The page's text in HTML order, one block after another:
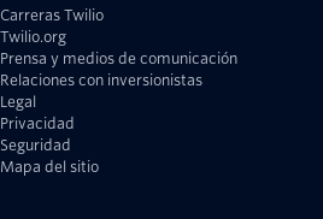
Carreras Twilio
Twilio.org
Prensa y medios de comunicación
Relaciones con inversionistas
Legal
Privacidad
Seguridad
Mapa del sitio